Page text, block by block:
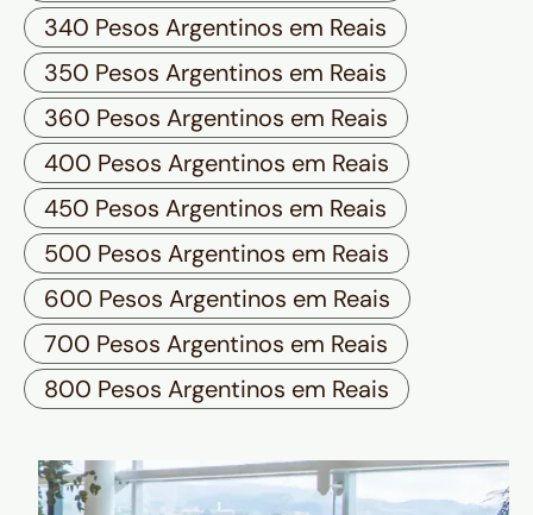
340 Pesos Argentinos em Reais
350 Pesos Argentinos em Reais
360 Pesos Argentinos em Reais
400 Pesos Argentinos em Reais
450 Pesos Argentinos em Reais
500 Pesos Argentinos em Reais
600 Pesos Argentinos em Reais
700 Pesos Argentinos em Reais
800 Pesos Argentinos em Reais